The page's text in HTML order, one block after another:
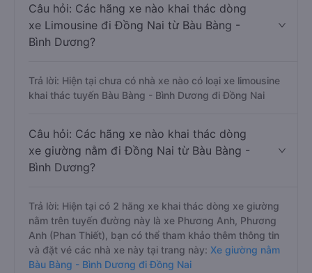
Câu hỏi: Các hãng xe nào khai thác dòng
xe Limousine đi Đồng Nai từ Bàu Bàng -
Bình Dương?
Trả lời: Hiện tại chưa có nhà xe nào có loại xe limousine
khai thác tuyến Bàu Bàng - Bình Dương đi Đồng Nai
Câu hỏi: Các hãng xe nào khai thác dòng
xe giường nằm đi Đồng Nai từ Bàu Bàng -
Bình Dương?
Trả lời: Hiện tại có 2 hãng xe khai thác dòng xe giường
nằm trên tuyến đường này là xe Phương Anh, Phương
Anh (Phan Thiết), bạn có thể tham khảo thêm thông tin
và đặt vé các nhà xe này tại trang này: Xe giường nằm
Bàu Bàng - Bình Dương đi Đồng Nai